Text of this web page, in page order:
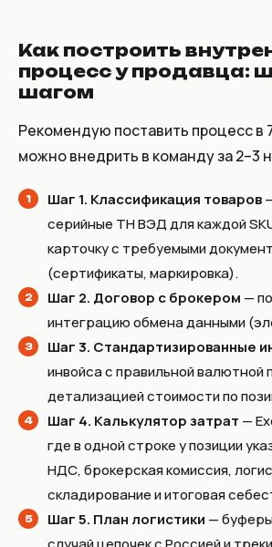
Как построить
процесс у продавца:
шагом
Рекомендую поставить процесс в
можно внедрить в команду за 2–3
Шаг 1. Классификация товаров
серийные ТН ВЭД для каждой
карточку с требуемыми
(сертификаты, маркировка).
Шаг 2. Договор с брокером —
интеграцию обмена данными
Шаг 3. Стандартизированные
инвойса с правильной валютной
детализацией стоимости по
Шаг 4. Калькулятор затрат —
где в одной строке у позиции
НДС, брокерская комиссия,
складирование и итоговая
Шаг 5. План логистики —